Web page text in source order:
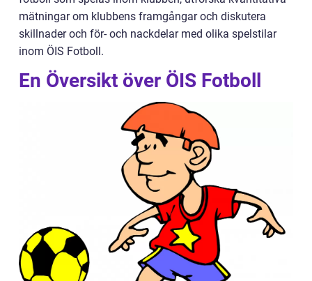
mätningar om klubbens framgångar och diskutera
skillnader och för- och nackdelar med olika spelstilar
inom ÖIS Fotboll.
En Översikt över ÖIS Fotboll